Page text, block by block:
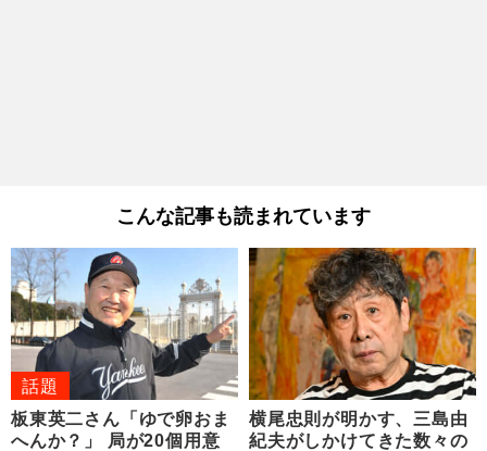
こんな記事も読まれています
話題
板東英二さん「ゆで卵おま
へんか？」 局が20個用意
横尾忠則が明かす、三島由
紀夫がしかけてきた数々の